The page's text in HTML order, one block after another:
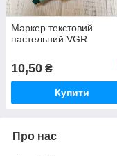
Маркер текстовий
пастельний VGR
10,50 ₴
Купити
Про нас